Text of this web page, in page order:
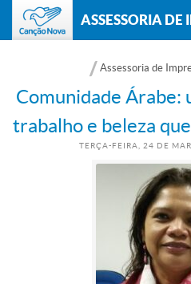
ASSESSORIA DE
Assessoria de
Comunidade Árabe:
trabalho e beleza
TERÇA-FEIRA, 24 DE